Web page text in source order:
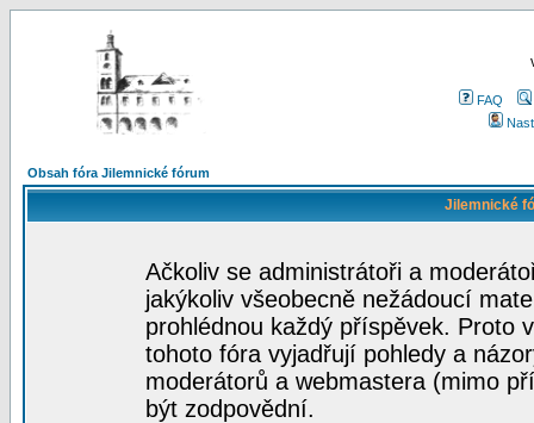
FAQ
Obsah fóra Jilemnické fórum
Jilemnické
Ačkoliv se administrátoři a
jakýkoliv všeobecně nežádoucí
prohlédnou každý příspěvek. Proto
tohoto fóra vyjadřují pohledy a
moderátorů a webmastera (mimo
být zodpovědní.